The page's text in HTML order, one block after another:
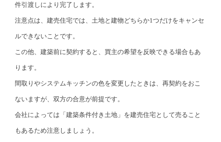
件引渡しにより完了します。
注意点は、建売住宅では、土地と建物どちらか1つだけをキャンセ
ルできないことです。
この他、建築前に契約すると、買主の希望を反映できる場合もあ
ります。
間取りやシステムキッチンの色を変更したときは、再契約をおこ
ないますが、双方の合意が前提です。
会社によっては「建築条件付き土地」を建売住宅として売ること
もあるため注意しましょう。